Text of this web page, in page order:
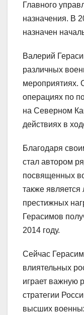
Главного
назначения. В
назначен
Валерий
различных
мероприятиях.
операциях по
на Северном
действиях в
Благодаря
стал автором
посвященных
также
престижных
Герасимов
2014 году.
Сейчас
влиятельных
играет важную
стратегии
высших